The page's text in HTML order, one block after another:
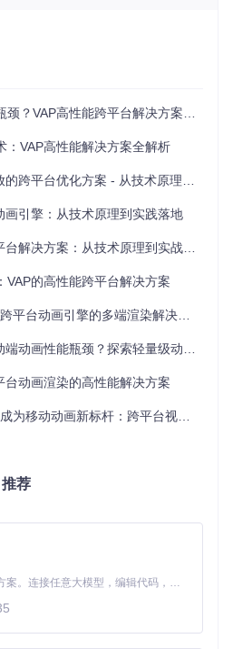
成
3倍
跨平台统
擎
解码效率提升20
OS/Web全平台
统方案的技术瓶颈，更重新定义了
为移动应用提供了高质量、高效率
法支持透明背景，而VAP通过将Alp
的高压缩率，又实现了传统视频格
解码过程中，硬件解码器负责高效
道数据则通过CPU进行快速提取，
VAP高性能跨平台解决方案全解析
：VAP高性能解决方案全解析
台优化方案 - 从技术原理到行业落地指南
画引擎：从技术原理到实践落地
解决方案：从技术原理到实战应用
VAP的高性能跨平台解决方案
台动画引擎的多端渲染解决方案
性能瓶颈？探索轻量级动画引擎的创新价值
台动画渲染的高性能解决方案
画新标杆：跨平台视频动画播放解决方案详解
荐
Claude Code 的开源替代方案。连接任意大模型，编辑代码，运行命令，自动验证 — 全自动执行。用 Rust 构建，极致性能。 ｜ An open-source alternative to Claude Code. Connect any LLM, edit code, run commands, and verify changes — autonomously. Built in Rust for speed. Get Started